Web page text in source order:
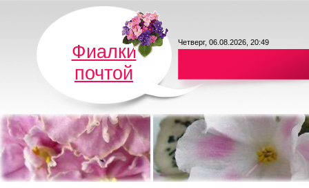
Фиалки
почтой
Четверг, 06.08.2026, 20:49